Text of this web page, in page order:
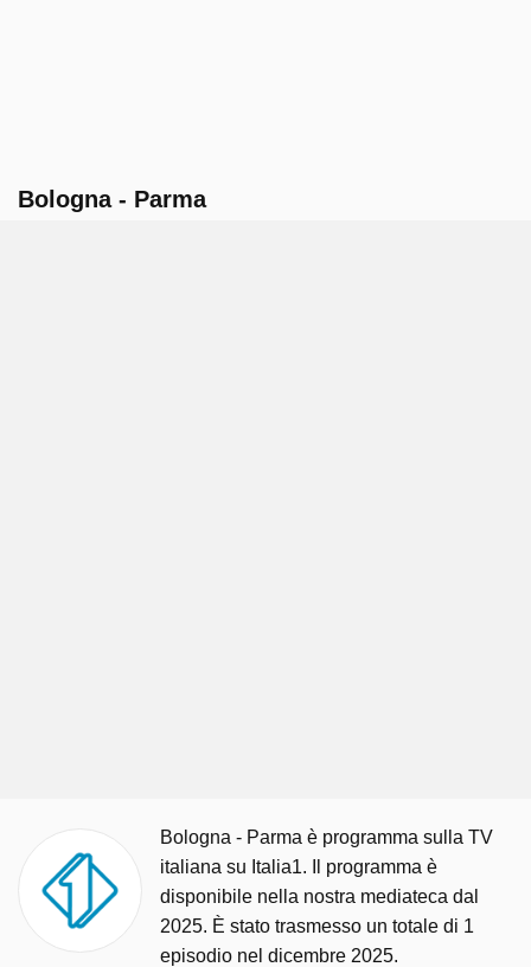
Bologna - Parma
Bologna - Parma è programma sulla TV
italiana su Italia1. Il programma è
disponibile nella nostra mediateca dal
2025. È stato trasmesso un totale di 1
episodio nel dicembre 2025.